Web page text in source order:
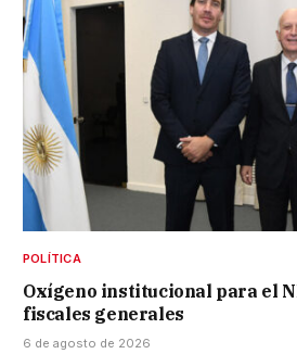
POLÍTICA
Oxígeno institucional para el
fiscales generales
6 de agosto de 2026